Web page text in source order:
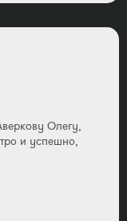
Олегу,
и успешно,